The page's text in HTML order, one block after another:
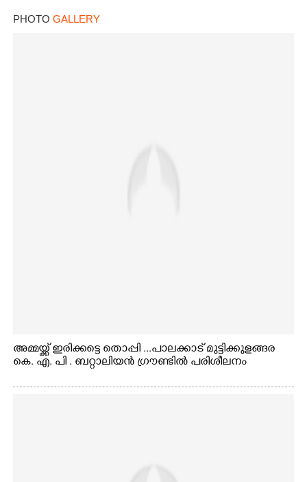
PHOTO GALLERY
അമ്മയ്ക്ക് ഇരിക്കട്ടെ തൊപ്പി ...പാലക്കാട് മുട്ടിക്കുളങ്ങര
കെ. എ. പി . ബറ്റാലിയൻ ഗ്രൗണ്ടിൽ പരിശീലനം